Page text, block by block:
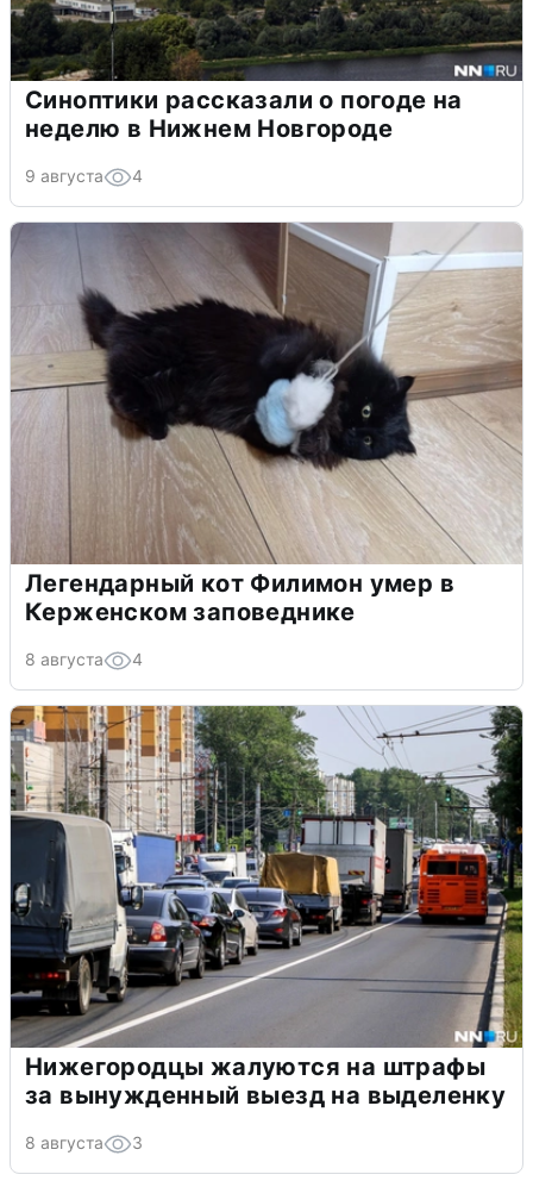
Синоптики рассказали о погоде на
неделю в Нижнем Новгороде
9 августа 4
Легендарный кот Филимон умер в
Керженском заповеднике
8 августа 4
Нижегородцы жалуются на штрафы
за вынужденный выезд на выделенку
8 августа 3